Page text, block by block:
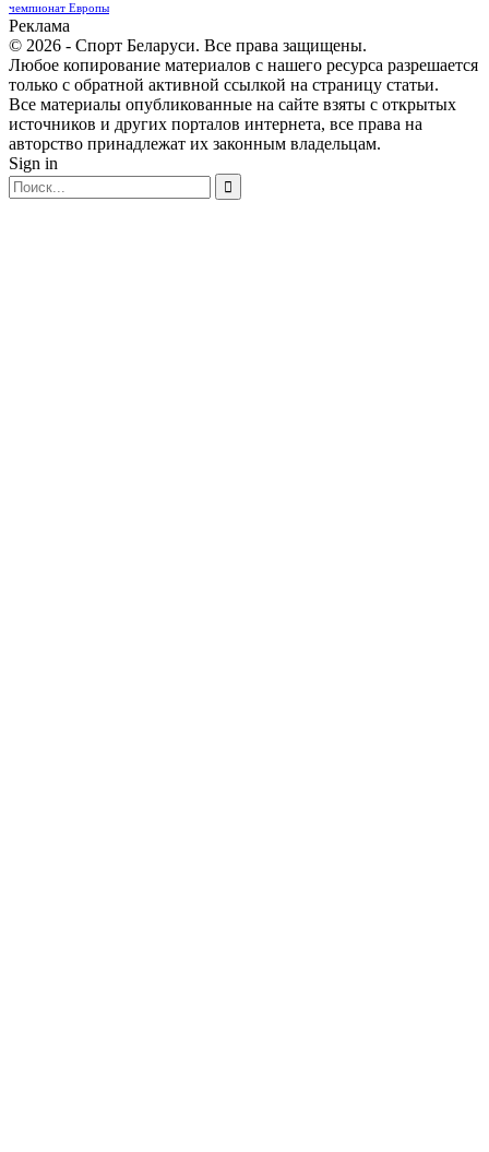
чемпионат Европы
Реклама
© 2026 - Спорт Беларуси. Все права защищены.
Любое копирование материалов с нашего ресурса разрешается
только с обратной активной ссылкой на страницу статьи.
Все материалы опубликованные на сайте взяты с открытых
источников и других порталов интернета, все права на
авторство принадлежат их законным владельцам.
Sign in